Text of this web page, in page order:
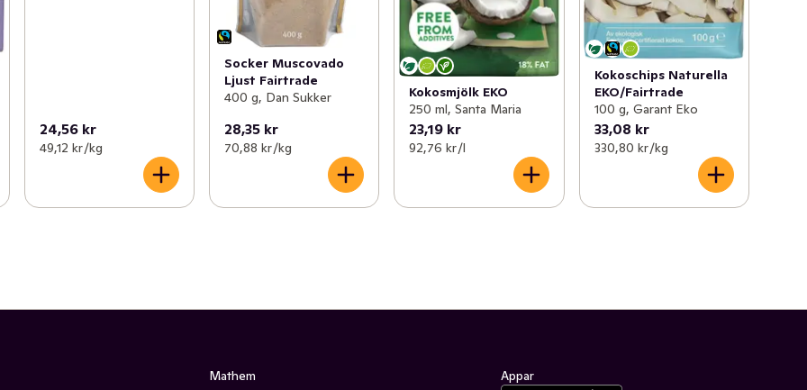
24,56 kr
49,12 kr /kg
Socker Muscovado
Ljust Fairtrade
400 g, Dan Sukker
28,35 kr
70,88 kr /kg
Kokosmjölk EKO
250 ml, Santa Maria
23,19 kr
92,76 kr /l
Kokoschips Naturella
EKO/Fairtrade
100 g, Garant Eko
33,08 kr
330,80 kr /kg
Mathem Appar